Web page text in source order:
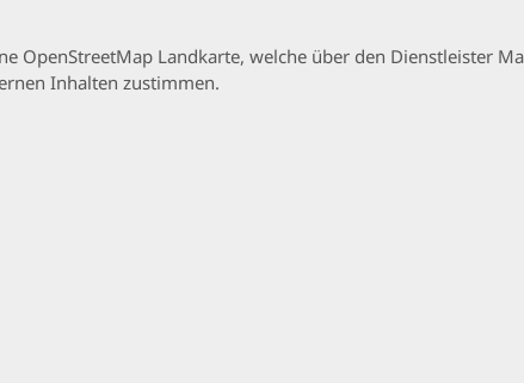
OpenStreetMap Landkarte, welche über den Dienstleister
Inhalten zustimmen.